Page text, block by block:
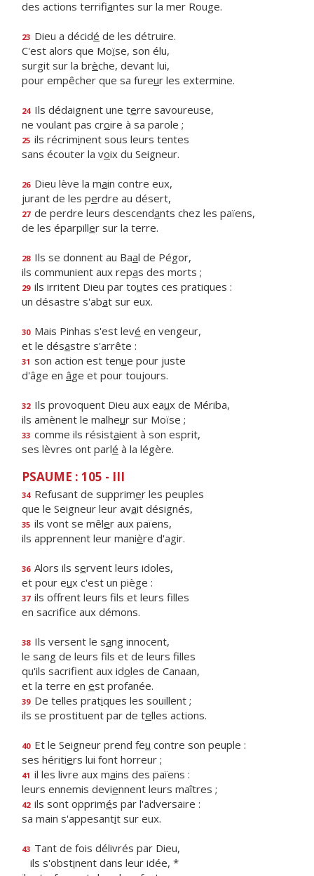
des actions terrifiantes sur la mer Rouge.
23 Dieu a décidé de les détruire.
C'est alors que Moïse, son élu,
surgit sur la brèche, devant lui,
pour empêcher que sa fureur les extermine.
24 Ils dédaignent une terre savoureuse,
ne voulant pas croire à sa parole ;
25 ils récriminent sous leurs tentes
sans écouter la voix du Seigneur.
26 Dieu lève la main contre eux,
jurant de les perdre au désert,
27 de perdre leurs descendants chez les païens,
de les éparpiller sur la terre.
28 Ils se donnent au Baal de Pégor,
ils communient aux repas des morts ;
29 ils irritent Dieu par toutes ces pratiques :
un désastre s'abat sur eux.
30 Mais Pinhas s'est levé en vengeur,
et le désastre s'arrête :
31 son action est tenue pour juste
d'âge en âge et pour toujours.
32 Ils provoquent Dieu aux eaux de Mériba,
ils amènent le malheur sur Moïse ;
33 comme ils résistaient à son esprit,
ses lèvres ont parlé à la légère.
PSAUME : 105 - III
34 Refusant de supprimer les peuples
que le Seigneur leur avait désignés,
35 ils vont se mêler aux païens,
ils apprennent leur manière d'agir.
36 Alors ils servent leurs idoles,
et pour eux c'est un piège :
37 ils offrent leurs fls et leurs filles
en sacrifce aux démons.
38 Ils versent le sang innocent,
le sang de leurs fls et de leurs filles
qu'ils sacrifient aux idoles de Canaan,
et la terre en est profanée.
39 De telles pratiques les souillent ;
ils se prostituent par de telles actions.
40 Et le Seigneur prend feu contre son peuple :
ses héritiers lui font horreur ;
41 il les livre aux mains des païens :
leurs ennemis deviennent leurs maîtres ;
42 ils sont opprimés par l'adversaire :
sa main s'appesantit sur eux.
43 Tant de fois délivrés par Dieu,
ils s'obstinent dans leur idée, *